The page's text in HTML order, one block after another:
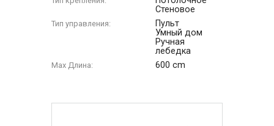
Стеновое
Тип управления:
Пульт
Умный дом
Ручная
лебедка
Max Длина: 600 cm